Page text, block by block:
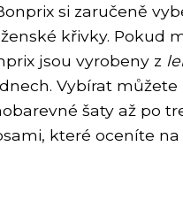
si zaručeně
křivky. Pokud
jsou vyrobeny z
Vybírat můžete
šaty až po
které oceníte